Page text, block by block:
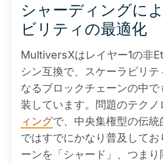
シャーディングに
ビリティの最適化
MultiversXはレイヤー1の非
シン互換で、スケーラビリテ
なるブロックチェーンの中
装しています。問題のテクノ
ィングで、中央集権型の伝統
ではすでにかなり普及してお
ーンを「シャード」、つま